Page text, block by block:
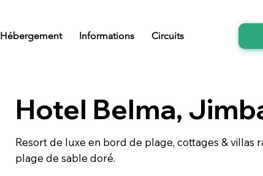
Hébergement Informations Circuits
Hotel Belma,
Resort de luxe en bord de plage, cottages & villas
plage de sable doré.